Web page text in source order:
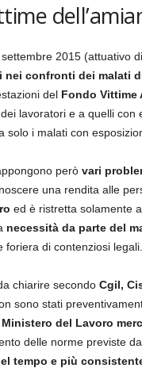
2015 (attuativo
confronti dei malati
del Fondo Vittime
lavoratori e a quelli
solo i malati con
però vari
una rendita alle
ed è ristretta solamente
necessità da parte del
di contenziosi legali.
chiarire secondo Cgil,
sono stati
del Lavoro
delle norme previste
tempo e più